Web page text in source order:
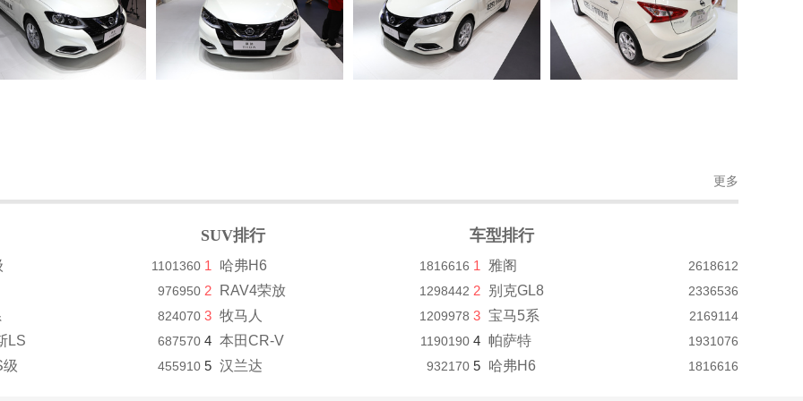
更多
1101360
976950
824070
LS 687570
级 455910
SUV排行
1 哈弗H6 1816616
2 RAV4荣放 1298442
3 牧马人 1209978
4 本田CR-V 1190190
5 汉兰达 932170
车型排行
1 雅阁 2618612
2 别克GL8 2336536
3 宝马5系 2169114
4 帕萨特 1931076
5 哈弗H6 1816616